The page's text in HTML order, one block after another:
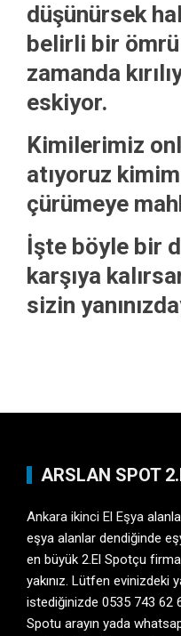
düşünürsek
belirli bir ömrü
zamanda
eskiyor.
Kimilerimiz
atıyoruz
çürümeye
İşte böyle bir
karşıya
sizin
ARSLAN SPOT
Ankara ikinci El Eşya
eşya alanlar dendiğinde
en büyük 2.El Spotçu
yakınız. Lütfen evinizdeki
istediğinizde 0535 743 62
Spotu arayın yada